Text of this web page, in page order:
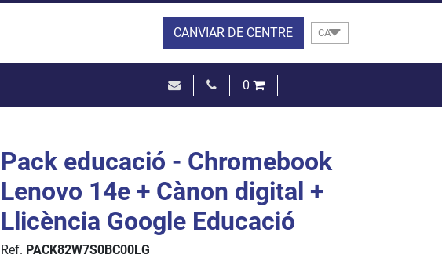
CANVIAR DE CENTRE CA
0
Pack educació - Chromebook
Lenovo 14e + Cànon digital +
Llicència Google Educació
Ref. PACK82W7S0BC00LG